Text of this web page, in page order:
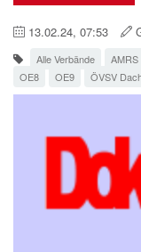
13.02.24, 07:53
Alle Verbände AMRS
OE8
OE9 ÖVSV